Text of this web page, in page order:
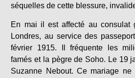
séquelles de cette blessure,
En mai il est affecté au consulat
Londres, au service des
février 1915. Il fréquente les
famés et la pègre de Soho. Le 19
Suzanne Nebout. Ce mariage